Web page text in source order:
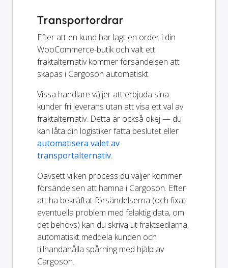
Transportordrar
Efter att en kund har lagt en order i din
WooCommerce-butik och valt ett
fraktalternativ kommer försändelsen att
skapas i Cargoson automatiskt.
Vissa handlare väljer att erbjuda sina
kunder fri leverans utan att visa ett val av
fraktalternativ. Detta är också okej — du
kan låta din logistiker fatta beslutet eller
automatisera valet av
transportalternativ.
Oavsett vilken process du väljer kommer
försändelsen att hamna i Cargoson. Efter
att ha bekräftat försändelserna (och fixat
eventuella problem med felaktig data, om
det behövs) kan du skriva ut fraktsedlarna,
automatiskt meddela kunden och
tillhandahålla spårning med hjälp av
Cargoson.